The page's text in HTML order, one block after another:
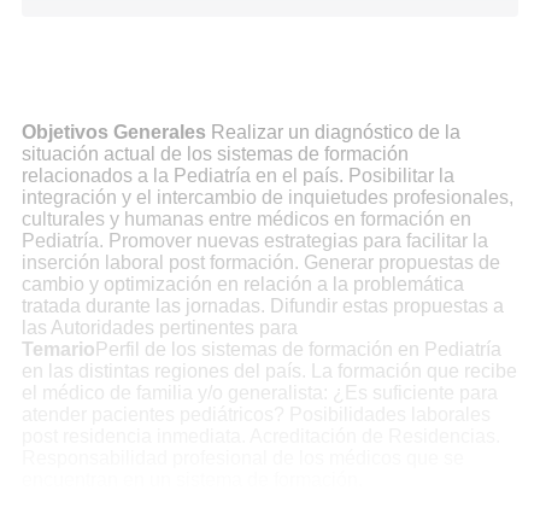
Objetivos Generales Realizar un diagnóstico de la
situación actual de los sistemas de formación
relacionados a la Pediatría en el país. Posibilitar la
integración y el intercambio de inquietudes profesionales,
culturales y humanas entre médicos en formación en
Pediatría. Promover nuevas estrategias para facilitar la
inserción laboral post formación. Generar propuestas de
cambio y optimización en relación a la problemática
tratada durante las jornadas. Difundir estas propuestas a
las Autoridades pertinentes para
Temario Perfil de los sistemas de formación en Pediatría
en las distintas regiones del país. La formación que recibe
el médico de familia y/o generalista: ¿Es suficiente para